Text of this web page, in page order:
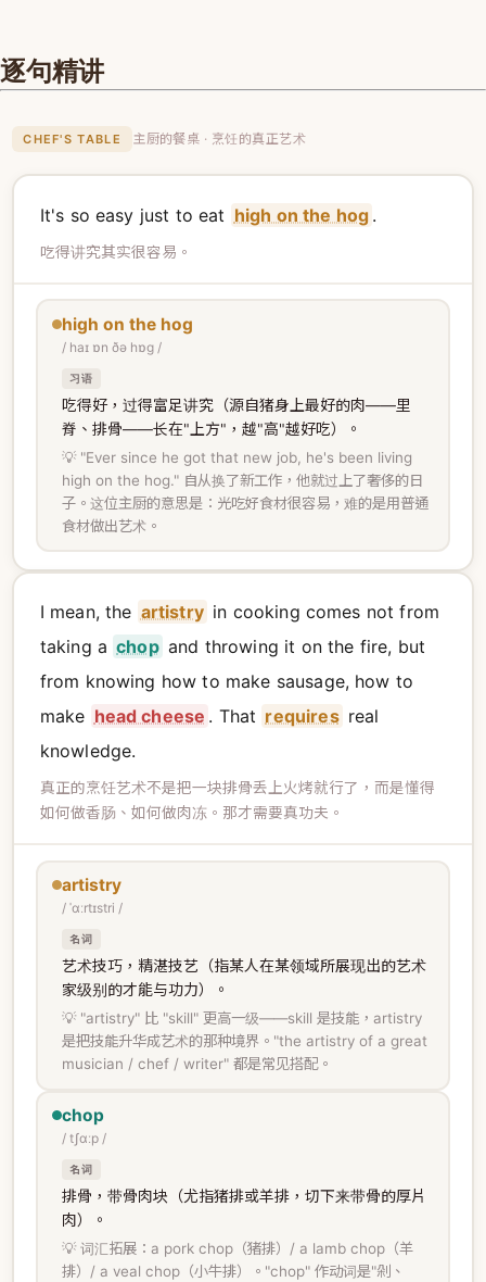
逐句精讲
CHEF'S TABLE 主厨的餐桌 · 烹饪的真正艺术
It's so easy just to eat high on the hog .
吃得讲究其实很容易。
high on the hog
/ haɪ ɒn ðə hɒɡ /
习语
吃得好，过得富足讲究（源自猪身上最好的肉——里
脊、排骨——长在"上方"，越"高"越好吃）。
💡 "Ever since he got that new job, he's been living
high on the hog." 自从换了新工作，他就过上了奢侈的日
子。这位主厨的意思是：光吃好食材很容易，难的是用普通
食材做出艺术。
I mean, the artistry in cooking comes not from
taking a chop and throwing it on the fire, but
from knowing how to make sausage, how to
make head cheese . That requires real
knowledge.
真正的烹饪艺术不是把一块排骨丢上火烤就行了，而是懂得
如何做香肠、如何做肉冻。那才需要真功夫。
artistry
/ ˈɑːrtɪstri /
名词
艺术技巧，精湛技艺（指某人在某领域所展现出的艺术
家级别的才能与功力）。
💡 "artistry" 比 "skill" 更高一级——skill 是技能，artistry
是把技能升华成艺术的那种境界。"the artistry of a great
musician / chef / writer" 都是常见搭配。
chop
/ tʃɑːp /
名词
排骨，带骨肉块（尤指猪排或羊排，切下来带骨的厚片
肉）。
💡 词汇拓展：a pork chop（猪排）/ a lamb chop（羊
排）/ a veal chop（小牛排）。"chop" 作动词是"剁、